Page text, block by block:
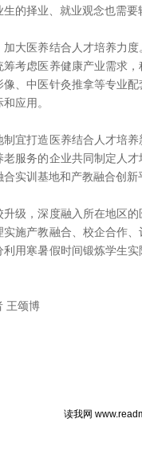
的择业、就业观念也需要
医养结合人才培养力度
考虑医养健康产业需求
、中医针灸推拿等专业
应用。
打造医养结合人才培养
服务的企业共同制定人
实训基地和产教融合创新
，深度融入所在地区的
施产教融合、校企合作
用寒暑假时间锻炼学生
王颂博
读我网